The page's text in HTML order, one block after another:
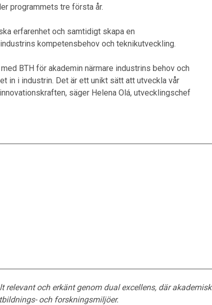
programmets tre första år.
erfarenhet och samtidigt skapa en
kompetensbehov och teknikutveckling.
BTH för akademin närmare industrins behov och
in i industrin. Det är ett unikt sätt att utveckla vår
säger Helena Olá, utvecklingschef
relevant och erkänt genom dual excellens, där akademisk
och forskningsmiljöer.